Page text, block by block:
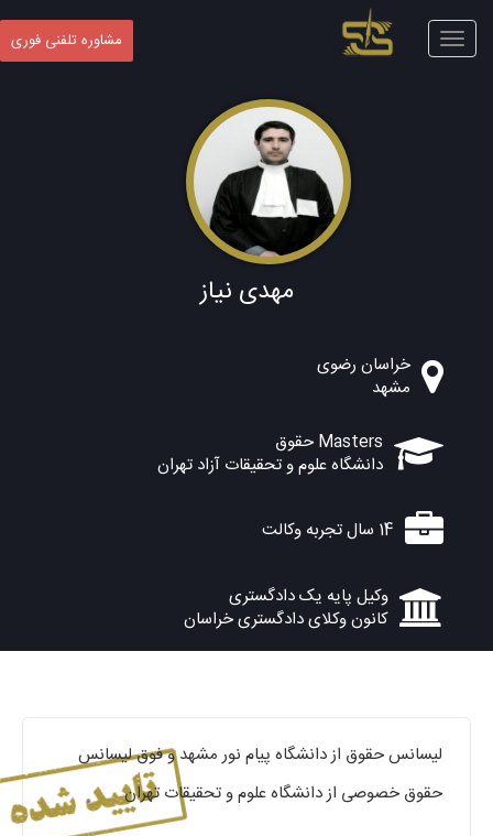
Toggle
navigation
مشاوره تلفنی فوری
مهدی نیاز
خراسان رضوی
مشهد
Masters حقوق
دانشگاه علوم و تحقیقات آزاد تهران
14 سال تجربه وکالت
وکیل پایه یک دادگستری
کانون وکلای دادگستری خراسان
لیسانس حقوق از دانشگاه پیام نور مشهد و فوق لیسانس
حقوق خصوصی از دانشگاه علوم و تحقیقات تهران